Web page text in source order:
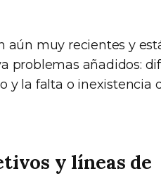
aún muy recientes y
problemas añadidos:
y la falta o inexistencia
y líneas de